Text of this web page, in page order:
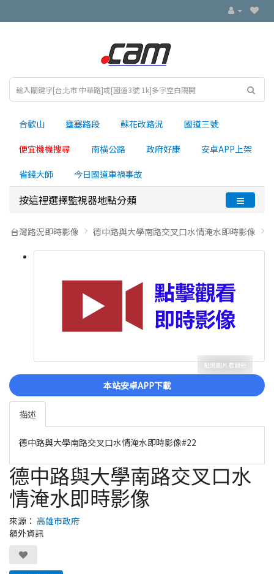
合歡山 壅塞路段 蘇花改路況 國道三號
便宜機機搜尋 南横公路 政府好康 安卓APP上架
省錢大師 今日國道車禍事故
按這裡選擇監視器地點分類
台灣路況即時影像 德中路與大學南路交叉口水情淹水即時影像
點選圖片看最新
本站安卓APP下載
描述
德中路與大學南路交叉口水情淹水即時影像#22
德中路與大學南路交叉口水
情淹水即時影像
來源： 高雄市政府
額外資訊